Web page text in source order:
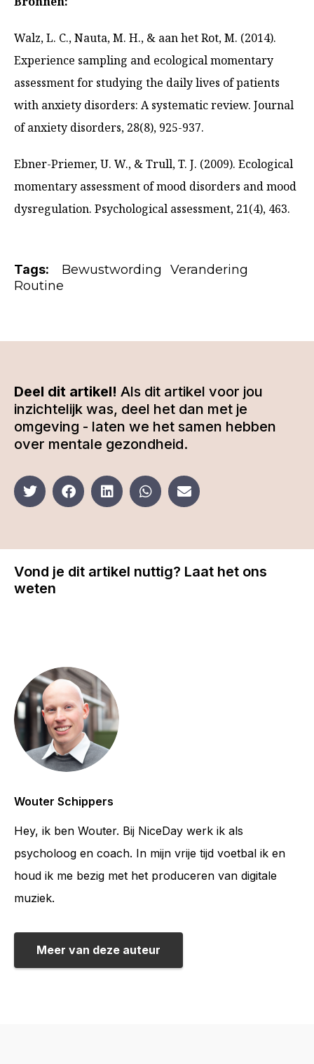
Walz, L. C., Nauta, M. H., & aan het Rot, M. (2014).
Experience sampling and ecological momentary
assessment for studying the daily lives of patients
with anxiety disorders: A systematic review. Journal
of anxiety disorders, 28(8), 925-937.
Ebner-Priemer, U. W., & Trull, T. J. (2009). Ecological
momentary assessment of mood disorders and mood
dysregulation. Psychological assessment, 21(4), 463.
Tags: Bewustwording
Verandering
Routine
Deel dit artikel! Als dit artikel voor jou
inzichtelijk was, deel het dan met je
omgeving - laten we het samen hebben
over mentale gezondheid.
Vond je dit artikel nuttig? Laat het ons
weten
Wouter Schippers
Hey, ik ben Wouter. Bij NiceDay werk ik als
psycholoog en coach. In mijn vrije tijd voetbal ik en
houd ik me bezig met het produceren van digitale
muziek.
Meer van deze auteur